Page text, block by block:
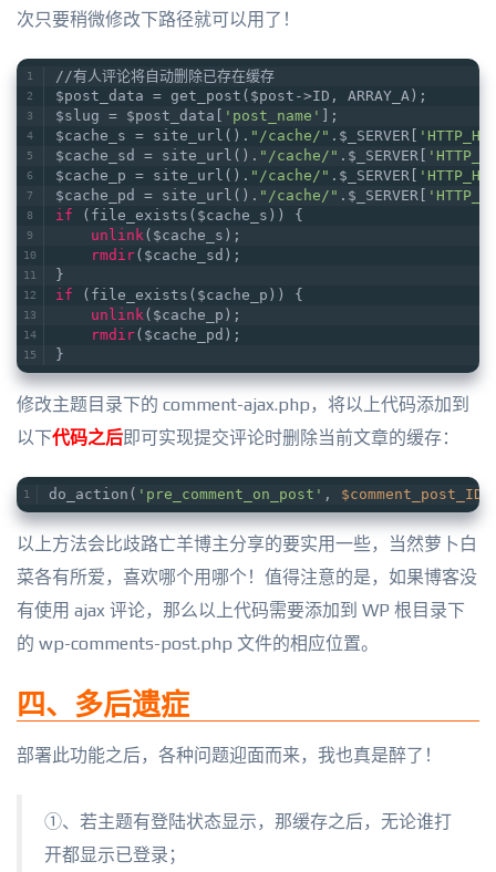
次只要稍微修改下路径就可以用了！
//有人评论将自动删除已存在缓存
$post_data = get_post($post->ID, ARRAY_A);
$slug = $post_data[
'post_name'
];
$cache_s = site_url(). "/cache/" .$_SERVER[
$cache_sd = site_url(). "/cache/" .$_SERVER[
$cache_p = site_url(). "/cache/" .$_SERVER[
$cache_pd = site_url(). "/cache/" .$_SERVER[
if (file_exists($cache_s)) {
unlink ($cache_s);
rmdir($cache_sd);
}
if (file_exists($cache_p)) {
unlink ($cache_p);
rmdir($cache_pd);
}
修改主题目录下的 comment-ajax.php，将以上代码添加到
以下代码之后即可实现提交评论时删除当前文章的缓存：
do_action( 'pre_comment_on_post' , $comment_post_ID
以上方法会比歧路亡羊博主分享的要实用一些，当然萝卜白
菜各有所爱，喜欢哪个用哪个！值得注意的是，如果博客没
有使用 ajax 评论，那么以上代码需要添加到 WP 根目录下
的 wp-comments-post.php 文件的相应位置。
四、多后遗症
部署此功能之后，各种问题迎面而来，我也真是醉了！
①、若主题有登陆状态显示，那缓存之后，无论谁打
开都显示已登录；